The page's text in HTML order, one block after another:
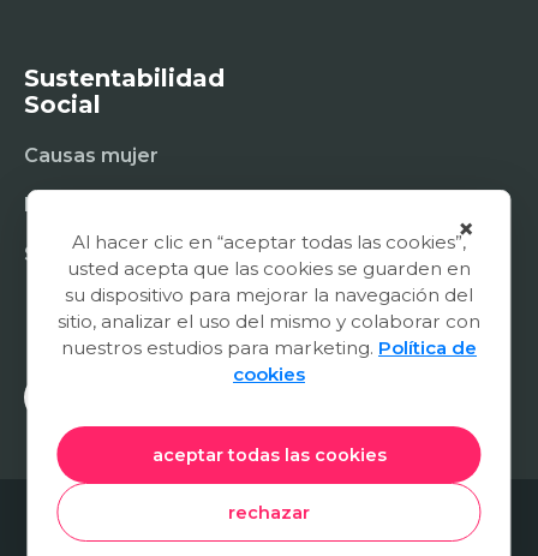
Sustentabilidad
Social
Causas mujer
Fundación
Sostenibilidad social
© 2026 Natura Cosmetics
Términos y Condiciones
×
Al hacer clic en “aceptar todas las cookies”,
usted acepta que las cookies se guarden en
su dispositivo para mejorar la navegación del
sitio, analizar el uso del mismo y colaborar con
nuestros estudios para marketing. Política de
cookies
aceptar todas las cookies
rechazar